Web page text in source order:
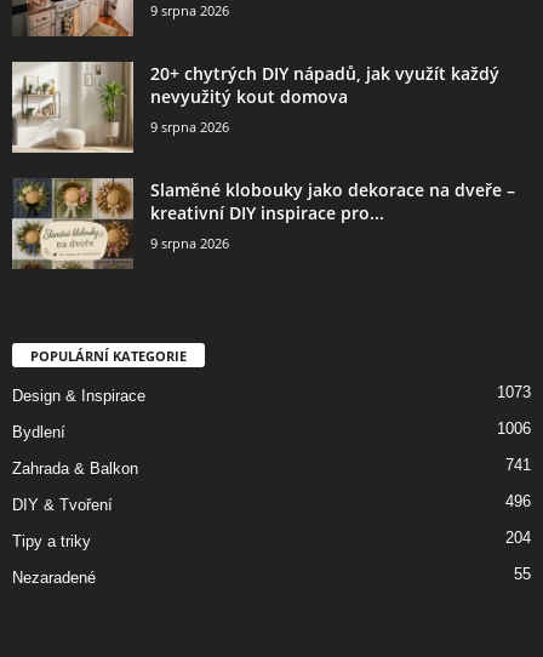
9 srpna 2026
20+ chytrých DIY nápadů, jak využít každý
nevyužitý kout domova
9 srpna 2026
Slaměné klobouky jako dekorace na dveře –
kreativní DIY inspirace pro...
9 srpna 2026
POPULÁRNÍ KATEGORIE
Design & Inspirace 1073
Bydlení 1006
Zahrada & Balkon 741
DIY & Tvoření 496
Tipy a triky 204
Nezaradené 55